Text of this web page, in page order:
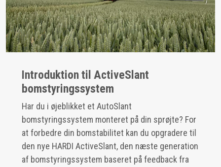
Introduktion til ActiveSlant
bomstyringssystem
Har du i øjeblikket et AutoSlant
bomstyringssystem monteret på din sprøjte? For
at forbedre din bomstabilitet kan du opgradere til
den nye HARDI ActiveSlant, den næste generation
af bomstyringssystem baseret på feedback fra